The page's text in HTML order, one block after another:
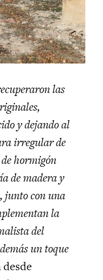
las
y dejando al
irregular de
hormigón
de madera y
junto con una
la
del
un toque